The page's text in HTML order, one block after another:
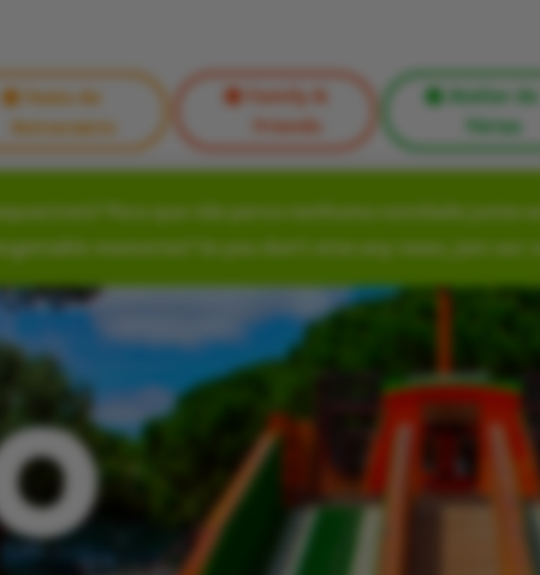
Festa de
Aniversário
Family &
Friends
Atelier de
Férias
Para que não perca nenhuma novidade junte-
memories? So you don’t miss any news, join our